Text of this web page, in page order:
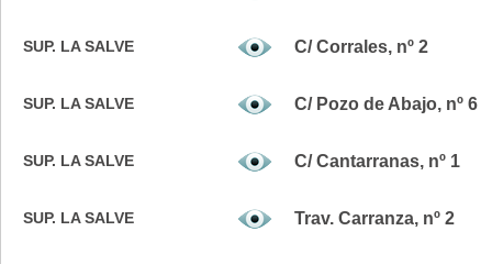
SUP. LA SALVE C/ Corrales, nº 2
SUP. LA SALVE C/ Pozo de Abajo, nº 6
SUP. LA SALVE C/ Cantarranas, nº 1
SUP. LA SALVE Trav. Carranza, nº 2